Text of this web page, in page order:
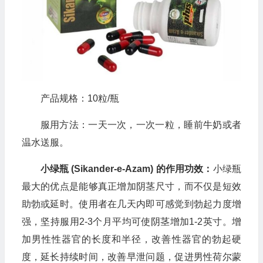
产品规格：10粒/瓶
服用方法：一天一次，一次一粒，睡前牛奶或者
温水送服。
小绿瓶 (Sikander-e-Azam) 的作用功效： 小绿瓶
最大的优点是能够真正增加阴茎尺寸，而不仅是短效
助勃或延时。使用者在几天内即可感觉到勃起力度增
强，坚持服用2-3个月平均可使阴茎增加1-2英寸。增
加男性性器官的长度和半径，改善性器官的勃起硬
度，延长持续时间，改善早泄问题，促进男性荷尔蒙